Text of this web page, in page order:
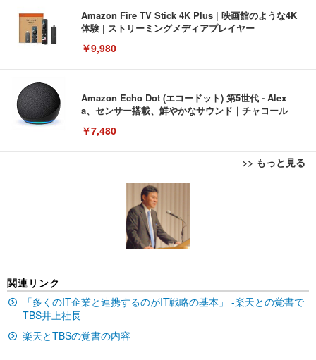
Amazon Fire TV Stick 4K Plus | 映画館のような4K
体験 | ストリーミングメディアプレイヤー
￥9,980
Amazon Echo Dot (エコードット) 第5世代 - Alex
a、センサー搭載、鮮やかなサウンド｜チャコール
￥7,480
>> もっと見る
[EdoErgo] オフィスチェア 椅子 テレワーク 疲れな
い 跳ね上げ式アームレスト コンパクト 約105度ロッ
キング pc 事務椅子 360度回転 座面昇降 強化ナイロ
ン樹脂ベース 通気性メッシュ 在宅ワーク H-WY01
(黒網+黒枠+黒足)
ュチェア 人間工学 疲れない ブラック
￥27,999
EIZO ビジネス向けプレミアムモニター | FlexScan
EV3240X-WT | 31.5型4K UHD・USB Type-C・ホワ
￥105,595
イト
Amazonベーシック ペットシーツ 薄型 レギュラー 1
回使い捨て 無香料 ホワイト 300枚
x2袋(84枚) ホワイト(吸収面:ライトブルー)
￥3,234
関連リンク
「多くのIT企業と連携するのがIT戦略の基本」 -楽天との覚書で
TBS井上社長
楽天とTBSの覚書の内容